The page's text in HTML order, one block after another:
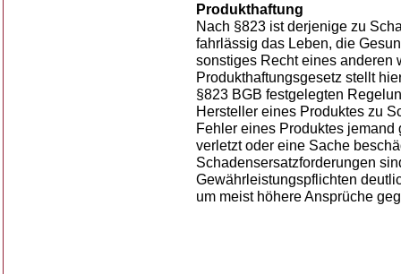
Produkthaftung
Nach §823 ist derjenige zu
fahrlässig das Leben, die
sonstiges Recht eines anderen
Produkthaftungsgesetz stellt
§823 BGB festgelegten
Hersteller eines Produktes zu
Fehler eines Produktes
verletzt oder eine Sache
Schadensersatzforderungen
Gewährleistungspflichten
um meist höhere Ansprüche